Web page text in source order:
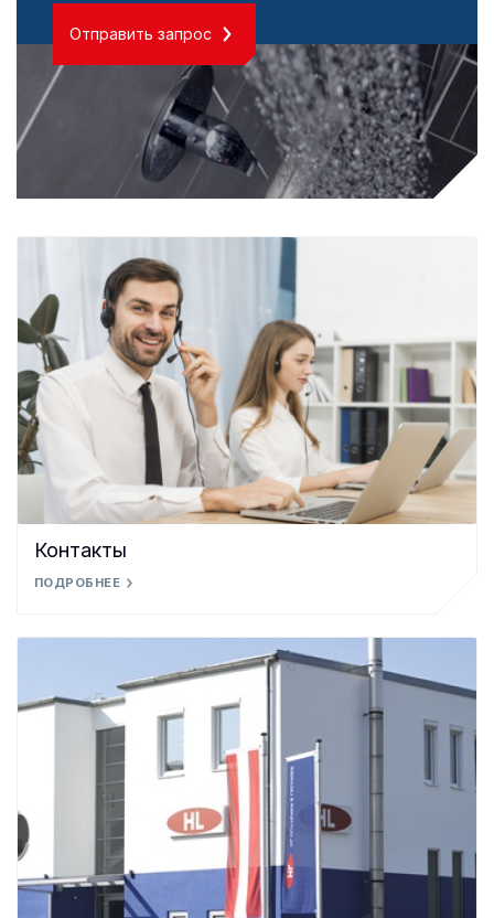
Отправить запрос
Контакты
ПОДРОБНЕЕ